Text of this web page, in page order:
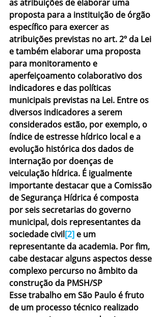
as atribuições de elaborar uma
proposta para a instituição de órgão
específico para exercer as
atribuições previstas no art. 2º da Lei
e também elaborar uma proposta
para monitoramento e
aperfeiçoamento colaborativo dos
indicadores e das políticas
municipais previstas na Lei. Entre os
diversos indicadores a serem
considerados estão, por exemplo, o
índice de estresse hídrico local e a
evolução histórica dos dados de
internação por doenças de
veiculação hídrica. É igualmente
importante destacar que a Comissão
de Segurança Hídrica é composta
por seis secretarias do governo
municipal, dois representantes da
sociedade civil[2] e um
representante da academia. Por fim,
cabe destacar alguns aspectos desse
complexo percurso no âmbito da
construção da PMSH/SP
Esse trabalho em São Paulo é fruto
de um processo técnico realizado